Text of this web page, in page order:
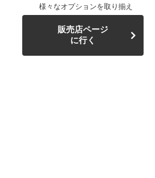
様々なオプションを取り揃え
販売店ページ
に行く